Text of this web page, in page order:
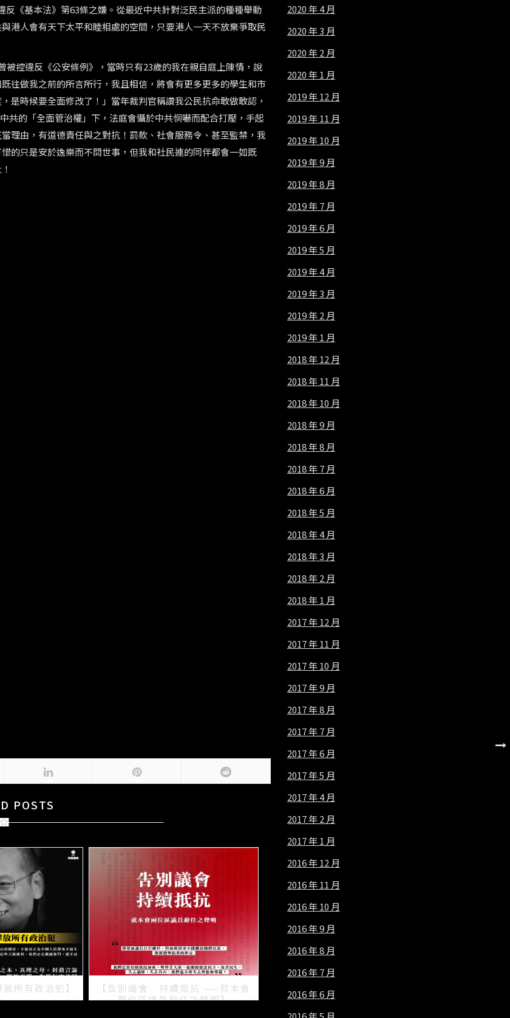
反《基本法》第63條之嫌。從最近中共針對泛民主派的種種舉動
港人會有天下太平和睦相處的空間，只要港人一天不放棄爭取民
被控違反《公安條例》，當時只有23歲的我在親自庭上陳情，說
往做我之前的所言所行，我且相信，將會有更多更多的學生和市
是時候要全面修改了！」當年裁判官稱讚我公民抗命敢做敢認，
共的「全面管治權」下，法庭會懾於中共恫嚇而配合打壓，手起
理由，有道德責任與之對抗！罰款、社會服務令、甚至監禁，我
的只是安於逸樂而不問世事，但我和社民連的同伴都會一如既
POSTS
所有政治犯】
【告別議會 持續抵抗 ——就本會
兩位區議員辭任之聲明】
2020 年 4 月
2020 年 3 月
2020 年 2 月
2020 年 1 月
2019 年 12 月
2019 年 11 月
2019 年 10 月
2019 年 9 月
2019 年 8 月
2019 年 7 月
2019 年 6 月
2019 年 5 月
2019 年 4 月
2019 年 3 月
2019 年 2 月
2019 年 1 月
2018 年 12 月
2018 年 11 月
2018 年 10 月
2018 年 9 月
2018 年 8 月
2018 年 7 月
2018 年 6 月
2018 年 5 月
2018 年 4 月
2018 年 3 月
2018 年 2 月
2018 年 1 月
2017 年 12 月
2017 年 11 月
2017 年 10 月
2017 年 9 月
2017 年 8 月
2017 年 7 月
2017 年 6 月
2017 年 5 月
2017 年 4 月
2017 年 2 月
2017 年 1 月
2016 年 12 月
2016 年 11 月
2016 年 10 月
2016 年 9 月
2016 年 8 月
2016 年 7 月
2016 年 6 月